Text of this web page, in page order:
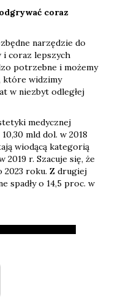
coraz
narzędzie do
i coraz lepszych
potrzebne i możemy
które widzimy
w niezbyt odległej
medycznej
mld dol. w 2018
wiodącą kategorią
2019 r. Szacuje się, że
2023 roku. Z drugiej
spadły o 14,5 proc. w